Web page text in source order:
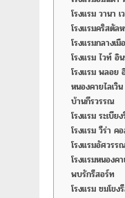
โรงแรม วานา
โรงแรมคริสตัล
โรงแรมกลางเ
โรงแรม ไวท์ อิ
โรงแรม พลอย
หนองคายไลเวิน
บ้านกีรวรรณ
โรงแรม ระเบีย
โรงแรม วีร่า ค
โรงแรมอัศวรร
โรงแรมหนองค
พบรักรีสอร์ท
โรงแรม ชมโขง